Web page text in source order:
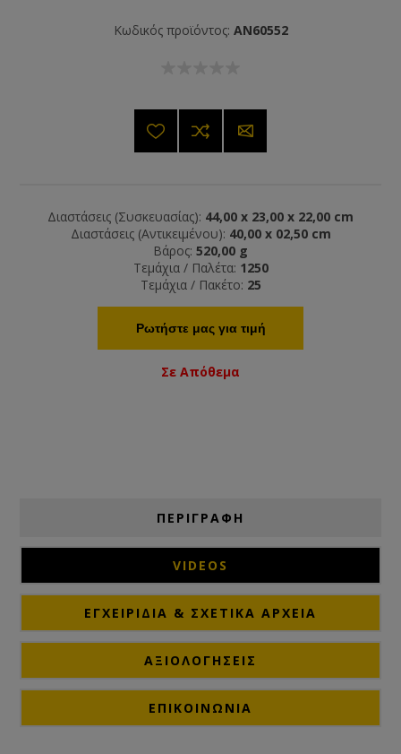
Κωδικός προϊόντος: AN60552
Διαστάσεις (Συσκευασίας): 44,00 x 23,00 x 22,00 cm
Διαστάσεις (Αντικειμένου): 40,00 x 02,50 cm
Βάρος: 520,00 g
Τεμάχια / Παλέτα: 1250
Τεμάχια / Πακέτο: 25
Ρωτήστε μας για τιμή
Σε Απόθεμα
ΠΕΡΙΓΡΑΦΗ
VIDEOS
ΕΓΧΕΙΡΊΔΙΑ & ΣΧΕΤΙΚΆ ΑΡΧΕΊΑ
ΑΞΙΟΛΟΓΉΣΕΙΣ
ΕΠΙΚΟΙΝΩΝΙΑ